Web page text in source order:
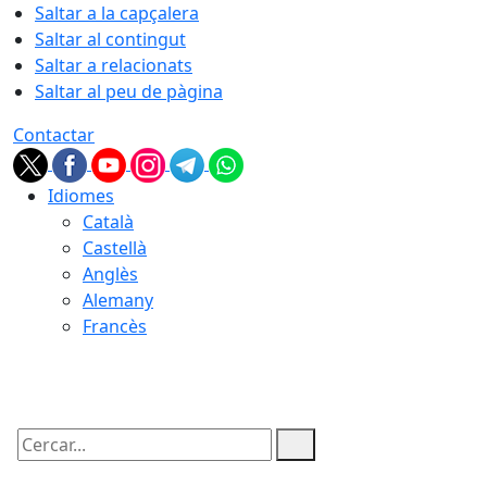
Saltar a la capçalera
Saltar al contingut
Saltar a relacionats
Saltar al peu de pàgina
Contactar
Idiomes
Català
Castellà
Anglès
Alemany
Francès
Cercar: